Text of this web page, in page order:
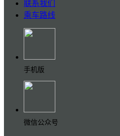
联系我们
乘车路线
手机版
微信公众号